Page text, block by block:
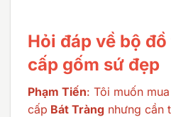
Hỏi đáp về bộ
cấp gốm sứ đẹp
Phạm Tiến: Tôi muốn
cấp Bát Tràng nhưng cần